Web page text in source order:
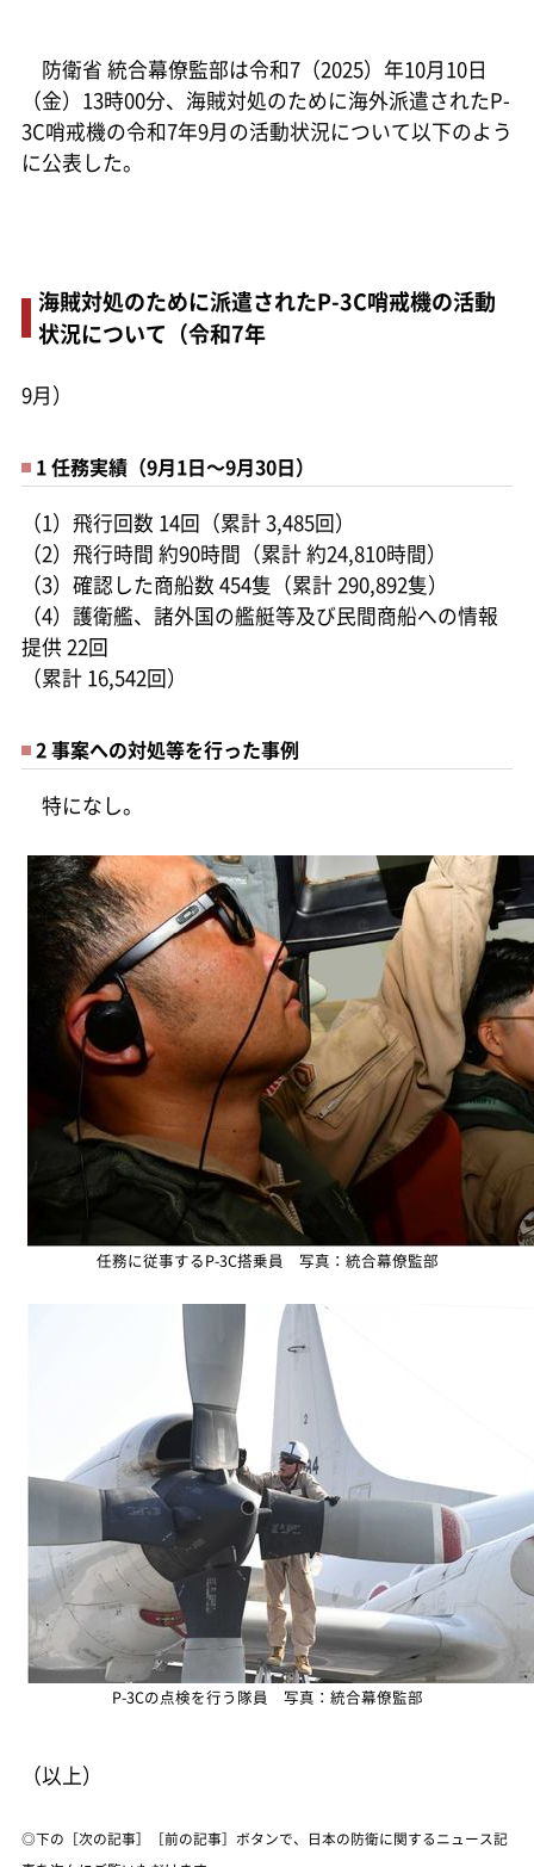
防衛省 統合幕僚監部は令和7（2025）年10月10日
（金）13時00分、海賊対処のために海外派遣されたP-
3C哨戒機の令和7年9月の活動状況について以下のよう
に公表した。
海賊対処のために派遣されたP-3C哨戒機の活動
状況について（令和7年
9月）
1 任務実績（9月1日～9月30日）
（1）飛行回数 14回（累計 3,485回）
（2）飛行時間 約90時間（累計 約24,810時間）
（3）確認した商船数 454隻（累計 290,892隻）
（4）護衛艦、諸外国の艦艇等及び民間商船への情報
提供 22回
（累計 16,542回）
2 事案への対処等を行った事例
特になし。
任務に従事するP-3C搭乗員 写真：統合幕僚監部
P-3Cの点検を行う隊員 写真：統合幕僚監部
（以上）
◎下の［次の記事］［前の記事］ボタンで、日本の防衛に関するニュース記